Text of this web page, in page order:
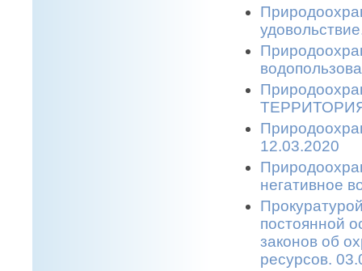
12.03.2020
негативное
постоянной
законов об
ресурсов.